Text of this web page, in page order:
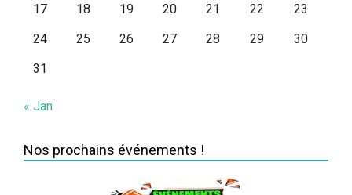
17
18 19 20 21 22
23
24
25 26 27 28 29
30
31
« Jan
Nos prochains événements !